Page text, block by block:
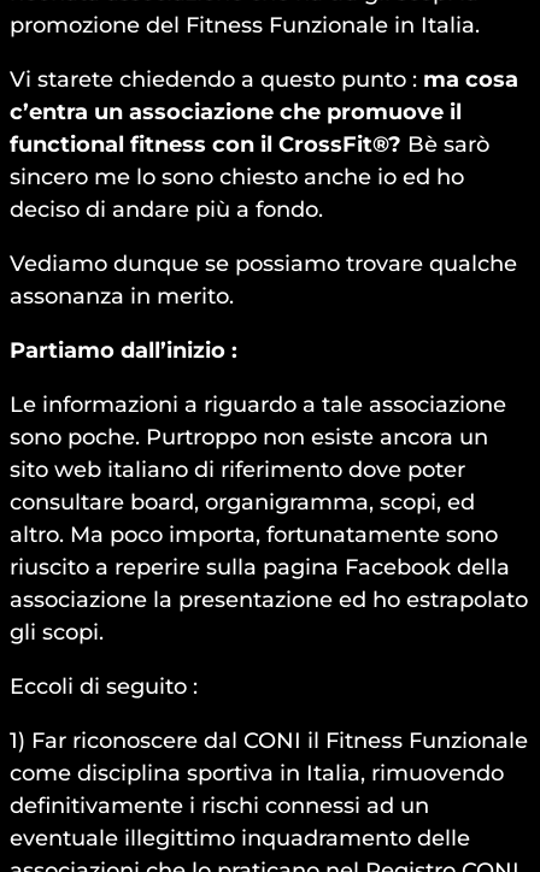
promozione del Fitness Funzionale in Italia.
Vi starete chiedendo a questo punto : ma cosa
c’entra un associazione che promuove il
functional fitness con il CrossFit®? Bè sarò
sincero me lo sono chiesto anche io ed ho
deciso di andare più a fondo.
Vediamo dunque se possiamo trovare qualche
assonanza in merito.
Partiamo dall’inizio :
Le informazioni a riguardo a tale associazione
sono poche. Purtroppo non esiste ancora un
sito web italiano di riferimento dove poter
consultare board, organigramma, scopi, ed
altro. Ma poco importa, fortunatamente sono
riuscito a reperire sulla pagina Facebook della
associazione la presentazione ed ho estrapolato
gli scopi.
Eccoli di seguito :
1) Far riconoscere dal CONI il Fitness Funzionale
come disciplina sportiva in Italia, rimuovendo
definitivamente i rischi connessi ad un
eventuale illegittimo inquadramento delle